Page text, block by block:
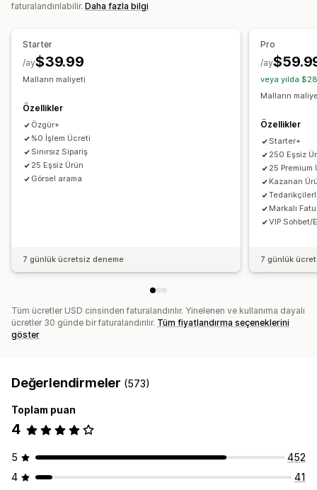
Danimarka Finlandiya
Hindistan
Hollanda
Japonya
Ev dekorasyonu
Evcil hayvan ürünleri
Duvar resimleri
Çevre dostu kargo
Global gönderim
Gerçek zamanlı güncellemeler
Her şey dahil fiyatlandırma
Sipariş takibi
faturalandırılabilir. Daha fazla bilgi
Starter
$39.99
/ay
Malların maliyeti
Özellikler
Özgür+
%0 İşlem Ücreti
Sınırsız Sipariş
25 Eşsiz Ürün
Görsel arama
7 günlük ücretsiz deneme
Pro
/ay
veya yılda
Malların
Özellikler
Starter+
250 Eşsiz
25 Premium
Kazanan
Markalı
VIP Sohbet/
7 günlük
Tüm ücretler USD cinsinden faturalandırılır. Yinelenen ve kullanıma dayalı
ücretler 30 günde bir faturalandırılır. Tüm fiyatlandırma seçeneklerini
göster
Değerlendirmeler (573)
Toplam puan
4
5
452
4
41